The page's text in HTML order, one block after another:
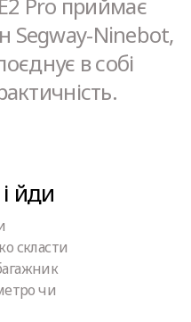
Segway-Ninebot,
в собі
йди
скласти
чи